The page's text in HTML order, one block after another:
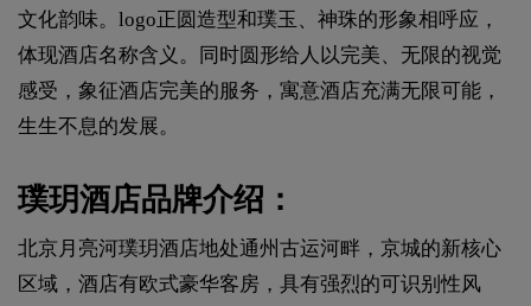
文化韵味。logo正圆造型和璞玉、神珠的形象相呼应，
体现酒店名称含义。同时圆形给人以完美、无限的视觉
感受，象征酒店完美的服务，寓意酒店充满无限可能，
生生不息的发展。
璞玥酒店品牌介绍：
北京月亮河璞玥酒店地处通州古运河畔，京城的新核心
区域，酒店有欧式豪华客房，具有强烈的可识别性风